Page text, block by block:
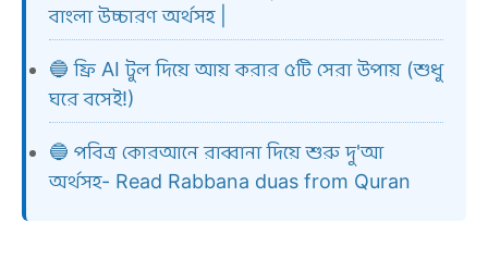
বাংলা উচ্চারণ অর্থসহ |
🔵 ফ্রি AI টুল দিয়ে আয় করার ৫টি সেরা উপায় (শুধু
ঘরে বসেই!)
🔵 পবিত্র কোরআনে রাব্বানা দিয়ে শুরু দু'আ
অর্থসহ- Read Rabbana duas from Quran